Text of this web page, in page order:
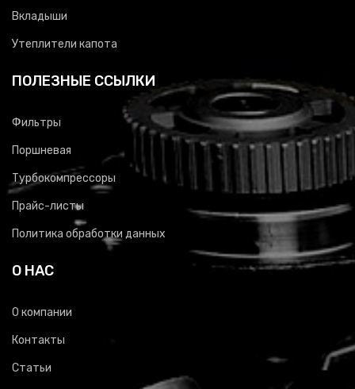
Вкладыши
Утеплители капота
ПОЛЕЗНЫЕ ССЫЛКИ
Фильтры
Поршневая
Турбокомпрессоры
Прайс-листы
Политика обработки данных
О НАС
О компании
Контакты
Статьи